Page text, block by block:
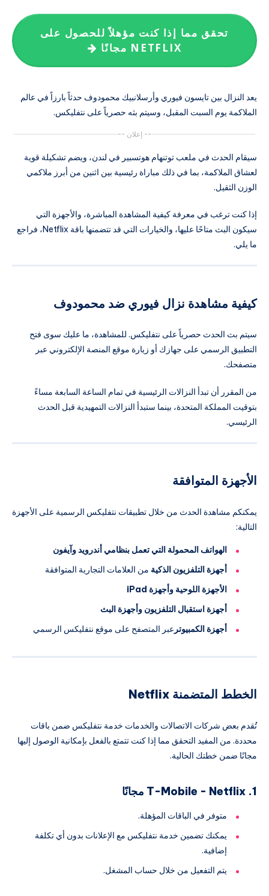
تحقق مما إذا كنت مؤهلاً للحصول على
NETFLIX مجانًا
يعد النزال بين تايسون فيوري وأرسلانبيك محمودوف حدثاً بارزاً في عالم
الملاكمة يوم السبت المقبل، وسيتم بثه حصرياً على نتفليكس.
-- إعلان --
سيقام الحدث في ملعب توتنهام هوتسبير في لندن، ويضم تشكيلة قوية
لعشاق الملاكمة، بما في ذلك مباراة رئيسية بين اثنين من أبرز ملاكمي
الوزن الثقيل.
إذا كنت ترغب في معرفة كيفية المشاهدة المباشرة، والأجهزة التي
سيكون البث متاحًا عليها، والخيارات التي قد تتضمنها باقة Netflix، فراجع
ما يلي.
كيفية مشاهدة نزال فيوري ضد محمودوف
سيتم بث الحدث حصرياً على نتفليكس. للمشاهدة، ما عليك سوى فتح
التطبيق الرسمي على جهازك أو زيارة موقع المنصة الإلكتروني عبر
متصفحك.
من المقرر أن تبدأ النزالات الرئيسية في تمام الساعة السابعة مساءً
بتوقيت المملكة المتحدة، بينما ستبدأ النزالات التمهيدية قبل الحدث
الرئيسي.
الأجهزة المتوافقة
يمكنكم مشاهدة الحدث من خلال تطبيقات نتفليكس الرسمية على الأجهزة
التالية:
الهواتف المحمولة التي تعمل بنظامي أندرويد وآيفون
أجهزة التلفزيون الذكية من العلامات التجارية المتوافقة
الأجهزة اللوحية وأجهزة iPad
أجهزة استقبال التلفزيون وأجهزة البث
أجهزة الكمبيوتر عبر المتصفح على موقع نتفليكس الرسمي
الخطط المتضمنة Netflix
تُقدم بعض شركات الاتصالات والخدمات خدمة نتفليكس ضمن باقات
محددة. من المفيد التحقق مما إذا كنت تتمتع بالفعل بإمكانية الوصول إليها
مجانًا ضمن خطتك الحالية.
1. T-Mobile - Netflix مجانًا
متوفر في الباقات المؤهلة.
يمكنك تضمين خدمة نتفليكس مع الإعلانات بدون أي تكلفة
إضافية.
يتم التفعيل من خلال حساب المشغل.